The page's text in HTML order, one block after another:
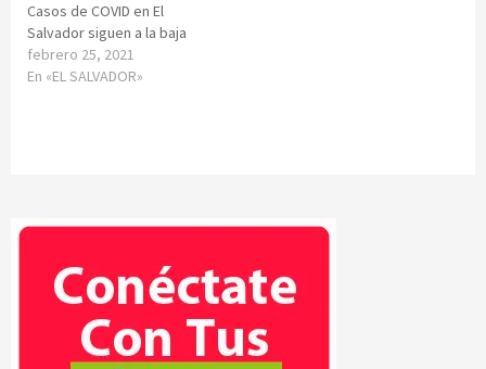
Casos de COVID en El
Salvador siguen a la baja
febrero 25, 2021
En «EL SALVADOR»